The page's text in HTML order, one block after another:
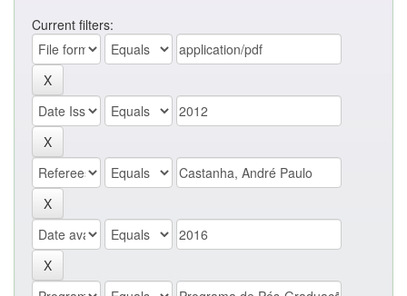
Current filters: